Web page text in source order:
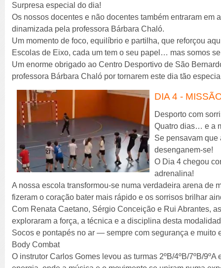
Surpresa especial do dia!
Os nossos docentes e não docentes também entraram em
dinamizada pela professora Bárbara Chaló.
Um momento de foco, equilíbrio e partilha, que reforçou
Escolas de Eixo, cada um tem o seu papel… mas somos
Um enorme obrigado ao Centro Desportivo de São
professora Bárbara Chaló por tornarem este dia tão
DIA 4 -
Desporto com
Quatro dias… e a
Se pensavam
desenganem-se!
O Dia 4 chegou
adrenalina!
A nossa escola transformou-se numa verdadeira arena de
fizeram o coração bater mais rápido e os sorrisos brilhar
Com Renata Caetano, Sérgio Conceição e Rui Abrantes,
exploraram a força, a técnica e a disciplina desta
Socos e pontapés no ar — sempre com segurança e muito
Body Combat
O instrutor Carlos Gomes levou as turmas 2ºB/4ºB/7ºB/